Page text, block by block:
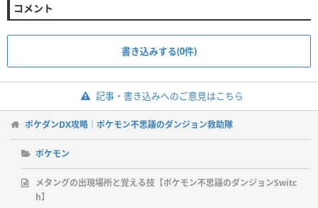
コメント
書き込みする(0件)
記事・書き込みへのご意見はこちら
ポケダンDX攻略｜ポケモン不思議のダンジョン救助隊
ポケモン
メタングの出現場所と覚える技【ポケモン不思議のダンジョンSwitc
h】